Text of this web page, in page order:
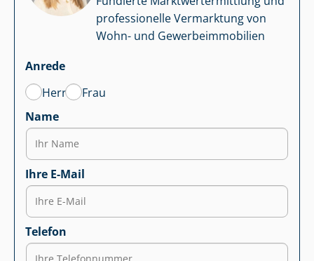
professionelle Vermarktung von
Wohn- und Ge­wer­be­im­mo­bi­li­en
Anrede
Herr
Frau
Name
Ihre E-Mail
Telefon